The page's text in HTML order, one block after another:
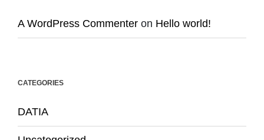
A WordPress Commenter on Hello world!
CATEGORIES
DATIA